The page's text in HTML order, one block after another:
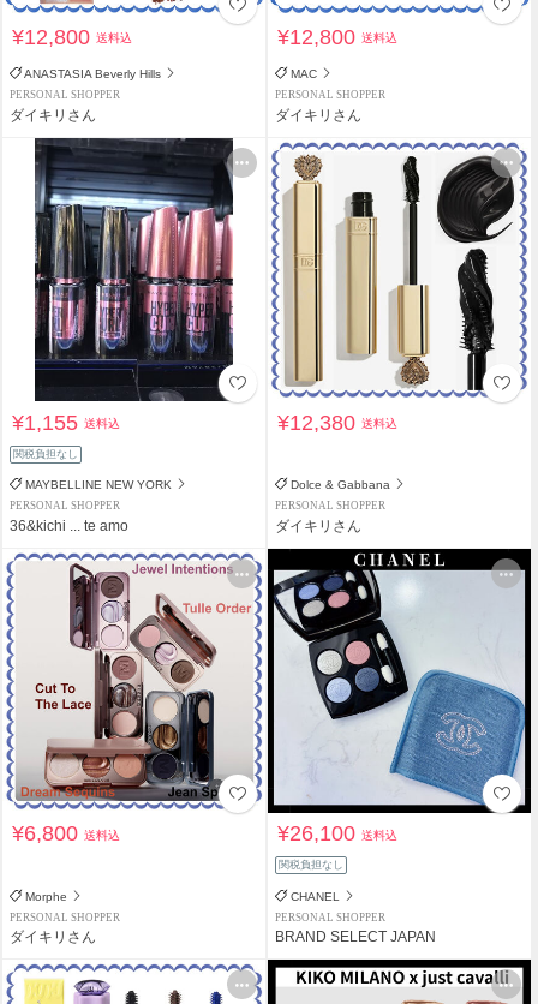
¥12,800送料込
ANASTASIA Beverly Hills
PERSONAL SHOPPER
ダイキリさん
¥12,800送料込
MAC
PERSONAL SHOPPER
ダイキリさん
¥1,155送料込
関税負担なし
MAYBELLINE NEW YORK
PERSONAL SHOPPER
36&kichi ... te amo
¥12,380送料込
Dolce & Gabbana
PERSONAL SHOPPER
ダイキリさん
¥6,800送料込
Morphe
PERSONAL SHOPPER
ダイキリさん
¥26,100送料込
関税負担なし
CHANEL
PERSONAL SHOPPER
BRAND SELECT JAPAN